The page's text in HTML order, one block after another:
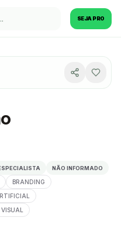
SEJA PRO
NÃO INFORMADO
BRANDING